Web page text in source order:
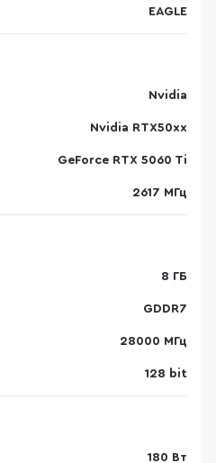
EAGLE
Nvidia
Nvidia RTX50xx
GeForce RTX 5060 Ti
2617 МГц
8 ГБ
GDDR7
28000 МГц
128 bit
180 Вт